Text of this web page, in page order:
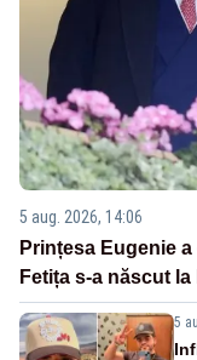
5 aug. 2026, 14:06
Prințesa Eugenie
Fetița s-a născut
5